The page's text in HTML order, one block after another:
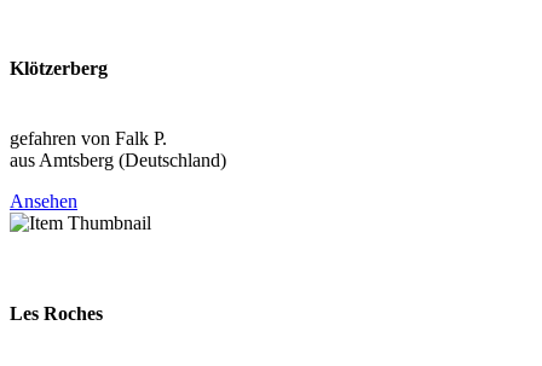
Klötzerberg
gefahren von Falk P.
aus Amtsberg (Deutschland)
Ansehen
Les Roches